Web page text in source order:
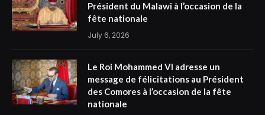
Président du Malawi à l’occasion de la
fête nationale
July 6, 2026
Le Roi Mohammed VI adresse un
message de félicitations au Président
des Comores à l’occasion de la fête
nationale